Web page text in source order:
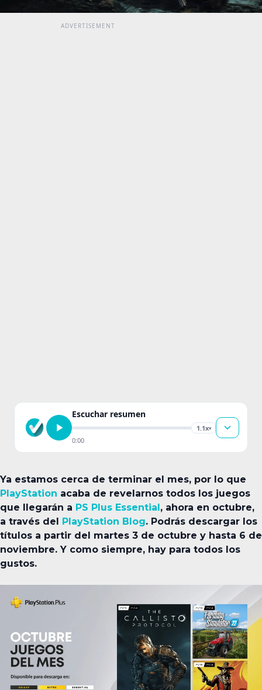
Escuchar resumen
1.1x▾
0:00
Ya estamos cerca de terminar el mes, por lo que
PlayStation acaba de revelarnos todos los juegos
que llegarán a PS Plus Essential, ahora en octubre,
a través del PlayStation Blog. Podrás descargar los
títulos a partir del martes 3 de octubre y hasta 6 de
noviembre. Y como siempre, hay para todos los
gustos.